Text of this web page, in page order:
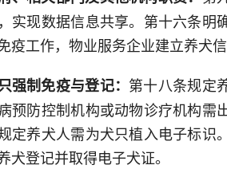
实现数据信息共享。第十六条明
疫工作，物业服务企业建立养犬信
制免疫与登记： 第十八条规定
预防控制机构或动物诊疗机构需
定养犬人需为犬只植入电子标识
犬登记并取得电子犬证。